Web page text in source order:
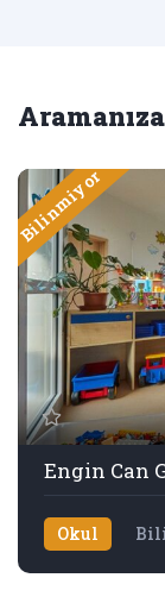
Bilinmiyor
Engin Can
Okul